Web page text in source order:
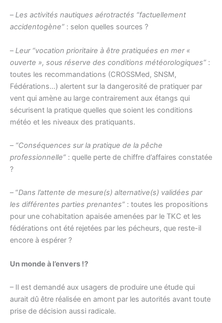
–Les activités nautiques aérotractés “factuellement
accidentogène” : selon quelles sources ?
– Leur “vocation prioritaire à être pratiquées en mer «
ouverte », sous réserve des conditions météorologiques” :
toutes les recommandations (CROSSMed, SNSM,
Fédérations…) alertent sur la dangerosité de pratiquer par
vent qui amène au large contrairement aux étangs qui
sécurisent la pratique quelles que soient les conditions
météo et les niveaux des pratiquants.
– “Conséquences sur la pratique de la pêche
professionnelle” : quelle perte de chiffre d’affaires constatée
?
– “Dans l’attente de mesure(s) alternative(s) validées par
les différentes parties prenantes” : toutes les propositions
pour une cohabitation apaisée amenées par le TKC et les
fédérations ont été rejetées par les pécheurs, que reste-il
encore à espérer ?
Un monde à l’envers !?
– Il est demandé aux usagers de produire une étude qui
aurait dû être réalisée en amont par les autorités avant toute
prise de décision aussi radicale.